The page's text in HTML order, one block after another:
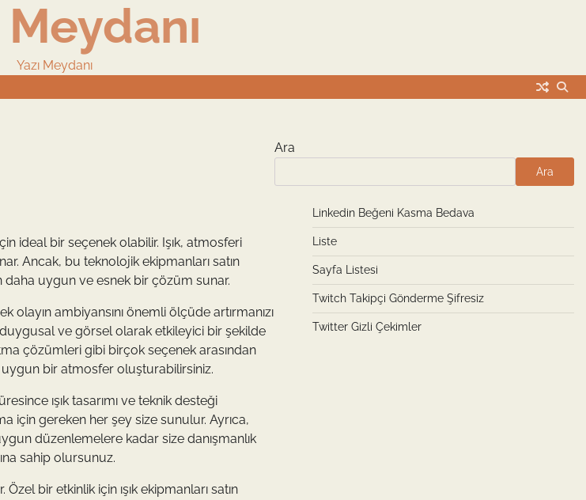
Meydanı
Yazı Meydanı
ideal bir seçenek olabilir. Işık, atmosferi
Ancak, bu teknolojik ekipmanları satın
daha uygun ve esnek bir çözüm sunar.
olayın ambiyansını önemli ölçüde artırmanızı
duygusal ve görsel olarak etkileyici bir şekilde
çözümleri gibi birçok seçenek arasından
bir atmosfer oluşturabilirsiniz.
ışık tasarımı ve teknik desteği
için gereken her şey size sunulur. Ayrıca,
düzenlemelere kadar size danışmanlık
sahip olursunuz.
bir etkinlik için ışık ekipmanları satın
Ara
Ara
Linkedin Beğeni Kasma Bedava
Liste
Sayfa Listesi
Twitch Takipçi Gönderme Şifresiz
Twitter Gizli Çekimler